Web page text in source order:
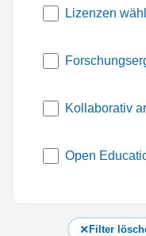
Lizenzen
Kollaborativ
Open
Filter